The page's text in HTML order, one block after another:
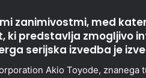
zanimivostmi, med
ki predstavlja zmogljivo
serijska izvedba je
Akio Toyode, znanega